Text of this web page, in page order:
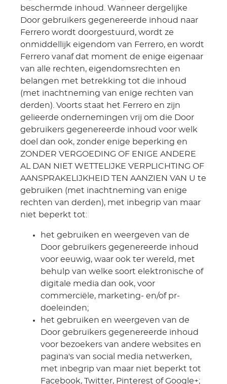
beschermde inhoud. Wanneer dergelijke
Door gebruikers gegenereerde inhoud naar
Ferrero wordt doorgestuurd, wordt ze
onmiddellijk eigendom van Ferrero, en wordt
Ferrero vanaf dat moment de enige eigenaar
van alle rechten, eigendomsrechten en
belangen met betrekking tot die inhoud
(met inachtneming van enige rechten van
derden). Voorts staat het Ferrero en zijn
gelieerde ondernemingen vrij om die Door
gebruikers gegenereerde inhoud voor welk
doel dan ook, zonder enige beperking en
ZONDER VERGOEDING OF ENIGE ANDERE
AL DAN NIET WETTELIJKE VERPLICHTING OF
AANSPRAKELIJKHEID TEN AANZIEN VAN U te
gebruiken (met inachtneming van enige
rechten van derden), met inbegrip van maar
niet beperkt tot:
het gebruiken en weergeven van de
Door gebruikers gegenereerde inhoud
voor eeuwig, waar ook ter wereld, met
behulp van welke soort elektronische of
digitale media dan ook, voor
commerciële, marketing- en/of pr-
doeleinden;
het gebruiken en weergeven van de
Door gebruikers gegenereerde inhoud
voor bezoekers van andere websites en
pagina's van social media netwerken,
met inbegrip van maar niet beperkt tot
Facebook, Twitter, Pinterest of Google+;